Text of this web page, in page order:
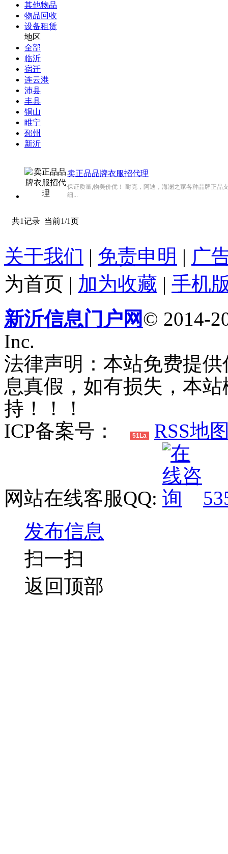
其他物品
物品回收
设备租赁
地区
全部
临沂
宿迁
连云港
沛县
丰县
铜山
睢宁
邳州
新沂
卖正品品牌衣服招代理
保证质量,物美价优！ 耐克，阿迪，海澜之家各种品牌正
细...
共1记录 当前1/1页
关于我们 | 免责申明 | 广
为首页 | 加为收藏 | 手机
新沂信息门户网© 2014-
Inc.
法律声明：本站免费提
息真假，如有损失，本
持！！！
ICP备案号：
51La RSS地
网站在线客服QQ:
发布信息
扫一扫
返回顶部